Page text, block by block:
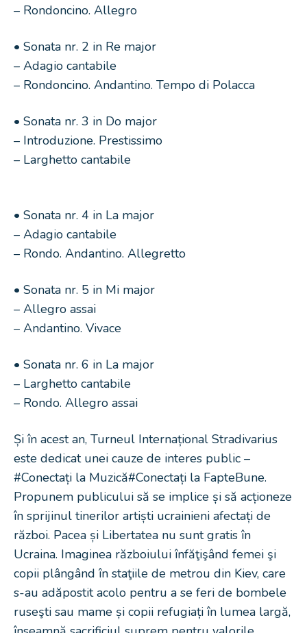
– Rondoncino. Allegro
• Sonata nr. 2 in Re major
– Adagio cantabile
– Rondoncino. Andantino. Tempo di Polacca
• Sonata nr. 3 in Do major
– Introduzione. Prestissimo
– Larghetto cantabile
• Sonata nr. 4 in La major
– Adagio cantabile
– Rondo. Andantino. Allegretto
• Sonata nr. 5 in Mi major
– Allegro assai
– Andantino. Vivace
• Sonata nr. 6 in La major
– Larghetto cantabile
– Rondo. Allegro assai
Și în acest an, Turneul Internațional Stradivarius
este dedicat unei cauze de interes public –
#Conectați la Muzică#Conectați la FapteBune.
Propunem publicului să se implice și să acționeze
în sprijinul tinerilor artiști ucrainieni afectați de
război. Pacea și Libertatea nu sunt gratis în
Ucraina. Imaginea războiului înfăţişând femei şi
copii plângând în staţiile de metrou din Kiev, care
s-au adăpostit acolo pentru a se feri de bombele
ruseşti sau mame și copii refugiați în lumea largă,